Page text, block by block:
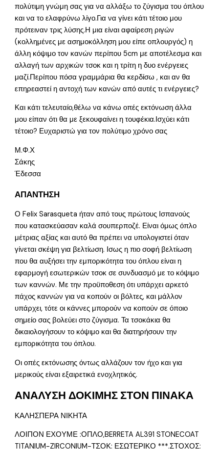
πολύτιμη γνώμη σας για να αλλάξω το ζύγισμα του όπλου
και να το ελαφρύνω λίγο.Για να γίνει κάτι τέτοιο μου
πρότειναν τρις λύσης.Η μια είναι αφαίρεση ριγών
(κολλημένες με ασημοκόλληση μου είπε οπλουργός) η
άλλη κόψιμο τον κανών περίπου 5cm με αποτέλεσμα και
αλλαγή των αρχικών τσοκ και η τρίτη η δυο ενέργειες
μαζί.Περίπου πόσα γραμμάρια θα κερδίσω , και αν θα
επηρεαστεί η αντοχή των κανών από αυτές τι ενέργειες?
Και κάτι τελευταίο,θέλω να κάνω οπές εκτόνωση άλλα
μου είπαν ότι θα με ξεκουφαίνει η τουφέκια.Ισχύει κάτι
τέτοιο? Ευχαριστώ για τον πολύτιμο χρόνο σας
Μ.Φ.Χ
Σάκης
Έδεσσα
ΑΠΑΝΤΗΣΗ
Ο Felix Sarasqueta ήταν από τους πρώτους Ισπανούς
που κατασκεύασαν καλά σουπερποζέ. Είναι όμως όπλο
μέτριας αξίας και αυτό θα πρέπει να υπολογιστεί όταν
γίνεται σκέψη για βελτίωση. Ισως η πιο σοφή βελτίωση
που θα αυξήσει την εμπορικότητα του όπλου είναι η
εφαρμογή εσωτερικών τσοκ σε συνδυασμό με το κόψιμο
των καννών. Με την προϋποθεση ότι υπάρχει αρκετό
πάχος καννών για να κοπούν οι βόλτες, και μάλλον
υπάρχει, τότε οι κάννες μπορούν να κοπούν σε όποιο
σημείο σας βολεύει στο ζύγισμα. Τα τσοκάκια θα
δικαιολογήσουν το κόψιμο και θα διατηρήσουν την
εμπορικότητα του όπλου.
Οι οπές εκτόνωσης όντως αλλάζουν τον ήχο και για
μερικούς είναι εξαιρετικά ενοχλητικός.
ΑΝΑΛΥΣΗ ΔΟΚΙΜΗΣ ΣΤΟΝ ΠΙΝΑΚΑ
ΚΑΛΗΣΠΕΡΑ ΝΙΚΗΤΑ
ΛΟΙΠΟΝ ΕΧΟΥΜΕ :ΟΠΛΟ,BERRETA AL391 STONECOAT
TITANIUM-ZIRCONIUM-ΤΣΟΚ: ΕΣΩΤΕΡΙΚΟ ***.ΣΤΟΧΟΣ: